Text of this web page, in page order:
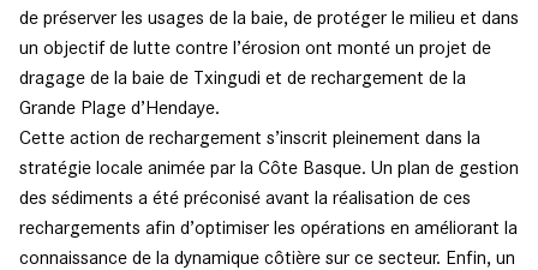
de préserver les usages de la baie, de protéger le milieu et dans
un objectif de lutte contre l’érosion ont monté un projet de
dragage de la baie de Txingudi et de rechargement de la
Grande Plage d’Hendaye.
Cette action de rechargement s’inscrit pleinement dans la
stratégie locale animée par la Côte Basque. Un plan de gestion
des sédiments a été préconisé avant la réalisation de ces
rechargements afin d’optimiser les opérations en améliorant la
connaissance de la dynamique côtière sur ce secteur. Enfin, un